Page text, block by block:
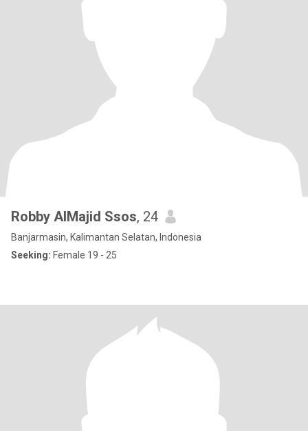
Robby AlMajid Ssos, 24
Banjarmasin, Kalimantan Selatan, Indonesia
Seeking: Female 19 - 25